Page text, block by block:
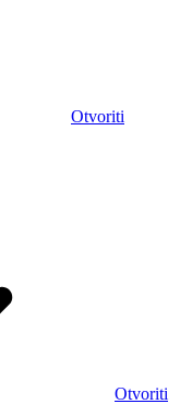
Otvoriti
Otvoriti